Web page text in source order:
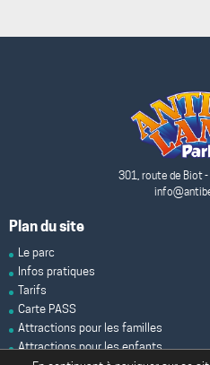
301, route de Biot -
Plan du site
Le parc
Infos pratiques
Tarifs
Carte PASS
Attractions pour les familles
Attractions pour les enfants